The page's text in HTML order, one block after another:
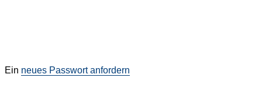
Ein neues Passwort anfordern